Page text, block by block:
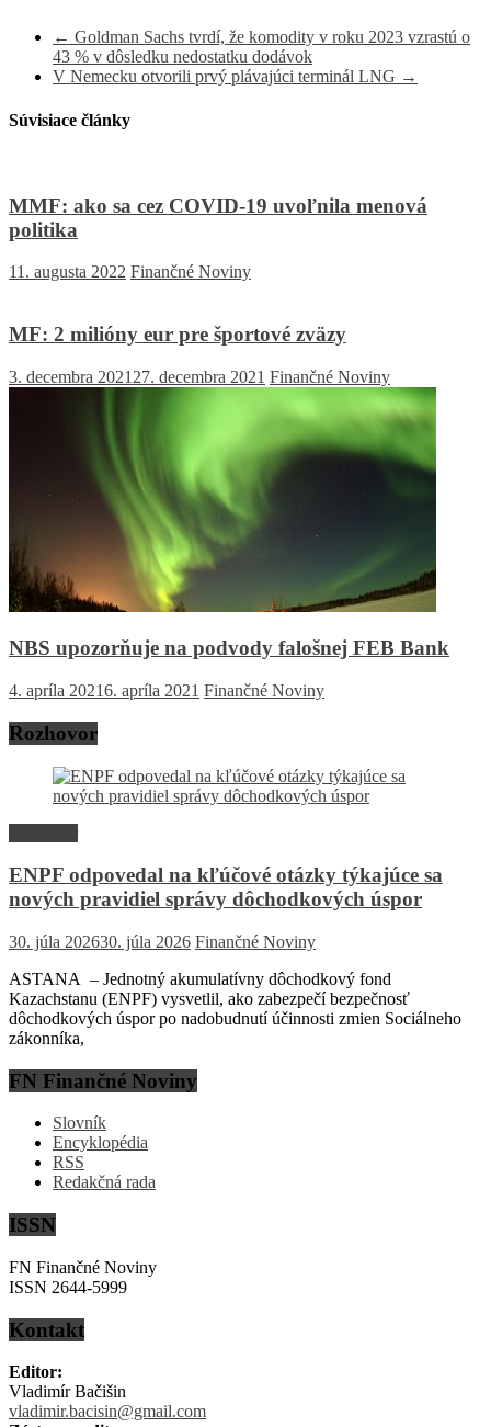
← Goldman Sachs tvrdí, že komodity v roku 2023 vzrastú o
43 % v dôsledku nedostatku dodávok
V Nemecku otvorili prvý plávajúci terminál LNG →
Súvisiace články
MMF: ako sa cez COVID-19 uvoľnila menová
politika
11. augusta 2022 Finančné Noviny
MF: 2 milióny eur pre športové zväzy
3. decembra 2021 27. decembra 2021 Finančné Noviny
NBS upozorňuje na podvody falošnej FEB Bank
4. apríla 20216. apríla 2021 Finančné Noviny
Rozhovor
ENPF odpovedal na kľúčové otázky týkajúce sa
nových pravidiel správy dôchodkových úspor
30. júla 202630. júla 2026 Finančné Noviny
ASTANA – Jednotný akumulatívny dôchodkový fond
Kazachstanu (ENPF) vysvetlil, ako zabezpečí bezpečnosť
dôchodkových úspor po nadobudnutí účinnosti zmien Sociálneho
zákonníka,
FN Finančné Noviny
Slovník
Encyklopédia
RSS
Redakčná rada
ISSN
FN Finančné Noviny
ISSN 2644-5999
Kontakt
Editor:
Vladimír Bačišin
vladimir.bacisin@gmail.com